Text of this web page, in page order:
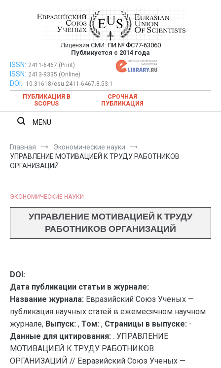
Евразийский Союз Ученых —
публикация научных статей в
ежемесячном научном журнале
Лицензия СМИ: ПИ № ФС77-63060
Публикуется с 2014 года
Евразийский Союз Ученых — публикация научных статей в
ежемесячном научном журнале
ISSN: 2411-6467 (Print)
ISSN: 2413-9335 (Online)
DOI:
10.31618/esu.2411-6467.8.53.1
ПУБЛИКАЦИЯ В
SCOPUS
СРОЧНАЯ
ПУБЛИКАЦИЯ
MENU
Главная
Экономические науки
УПРАВЛЕНИЕ МОТИВАЦИЕЙ К ТРУДУ РАБОТНИКОВ
ОРГАНИЗАЦИЙ
ЭКОНОМИЧЕСКИЕ НАУКИ
УПРАВЛЕНИЕ МОТИВАЦИЕЙ К ТРУДУ
РАБОТНИКОВ ОРГАНИЗАЦИЙ
DOI:
Дата публикации статьи в журнале:
Название журнала: Евразийский Союз Ученых —
публикация научных статей в ежемесячном научном
журнале, Выпуск: , Том: , Страницы в выпуске: -
Данные для цитирования: . УПРАВЛЕНИЕ
МОТИВАЦИЕЙ К ТРУДУ РАБОТНИКОВ
ОРГАНИЗАЦИЙ // Евразийский Союз Ученых —